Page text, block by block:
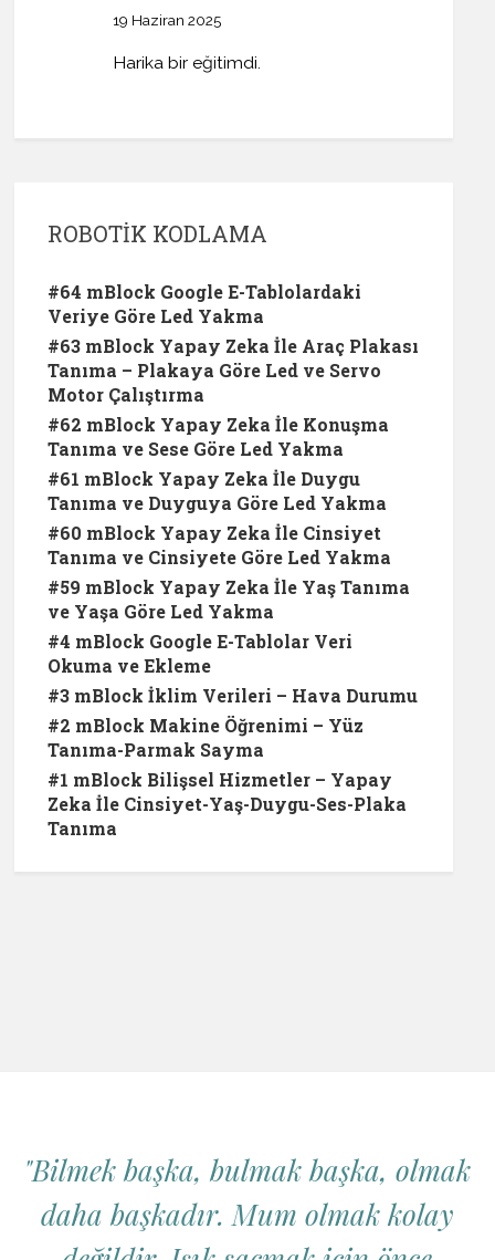
19 Haziran 2025
Harika bir eğitimdi.
ROBOTIK KODLAMA
#64 mBlock Google E-Tablolardaki
Veriye Göre Led Yakma
#63 mBlock Yapay Zeka İle Araç Plakası
Tanıma – Plakaya Göre Led ve Servo
Motor Çalıştırma
#62 mBlock Yapay Zeka İle Konuşma
Tanıma ve Sese Göre Led Yakma
#61 mBlock Yapay Zeka İle Duygu
Tanıma ve Duyguya Göre Led Yakma
#60 mBlock Yapay Zeka İle Cinsiyet
Tanıma ve Cinsiyete Göre Led Yakma
#59 mBlock Yapay Zeka İle Yaş Tanıma
ve Yaşa Göre Led Yakma
#4 mBlock Google E-Tablolar Veri
Okuma ve Ekleme
#3 mBlock İklim Verileri – Hava Durumu
#2 mBlock Makine Öğrenimi – Yüz
Tanıma-Parmak Sayma
#1 mBlock Bilişsel Hizmetler – Yapay
Zeka İle Cinsiyet-Yaş-Duygu-Ses-Plaka
Tanıma
"Bilmek başka, bulmak başka, olmak
daha başkadır. Mum olmak kolay